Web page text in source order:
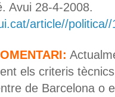
Avui 28-4-2008.
article//
els criteris
de Barcelona o